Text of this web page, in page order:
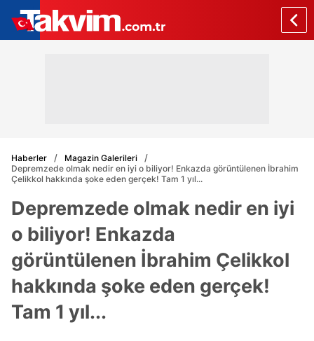
Haberler
Magazin Galerileri
Depremzede olmak nedir en iyi o biliyor! Enkazda görüntülenen İbrahim
Çelikkol hakkında şoke eden gerçek! Tam 1 yıl...
Depremzede olmak nedir en iyi
o biliyor! Enkazda
görüntülenen İbrahim Çelikkol
hakkında şoke eden gerçek!
Tam 1 yıl...